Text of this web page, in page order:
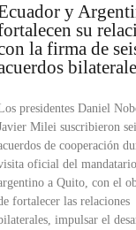
y
su
la firma de
presidentes Daniel
Milei suscribieron
de cooperación
oficial del mandatario
a Quito, con el
fortalecer las relaciones
impulsar el